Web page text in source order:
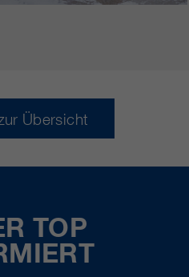
Übersicht
TOP